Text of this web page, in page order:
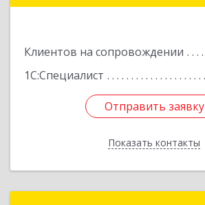
Клиентов на сопровождении
1С:Специалист
Отправить заявку
Показать контакты
Отправить заявку
Назад